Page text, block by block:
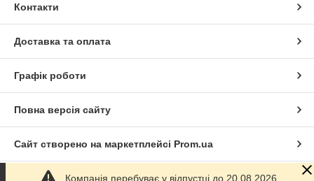
Контакти
Доставка та оплата
Графік роботи
Повна версія сайту
Сайт створено на маркетплейсі Prom.ua
Політика конфіденційності
Компанія перебуває у відпустці до 20.08.2026.